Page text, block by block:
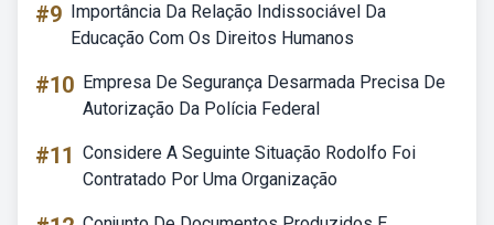
#9 Importância Da Relação Indissociável Da
Educação Com Os Direitos Humanos
#10 Empresa De Segurança Desarmada Precisa De
Autorização Da Polícia Federal
#11 Considere A Seguinte Situação Rodolfo Foi
Contratado Por Uma Organização